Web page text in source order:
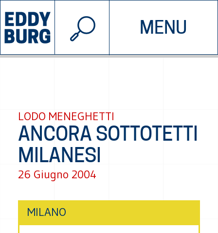
MENU
INIZIATIVE CHI SIAMO
© 2026 EDDYBURG
LODO MENEGHETTI
ANCORA SOTTOTETTI
MILANESI
26 Giugno 2004
MILANO